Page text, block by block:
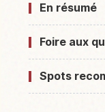
En résumé
Foire aux
Spots